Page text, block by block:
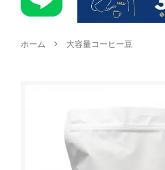
コーヒー豆（すべて）
コーヒーマイスターセレクト
オーガニックコーヒー
いながわ焙煎工房について
シーズナリティについて
サステイナブルコーヒーについて
特集 一覧
原材料・販売期間一覧
スペシャルティコーヒーとは
ご利用ガイド
ホーム 大容量コーヒー豆